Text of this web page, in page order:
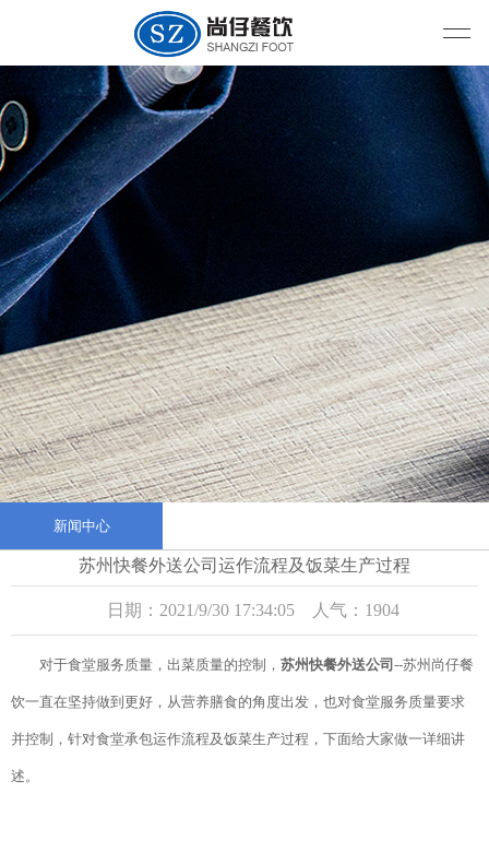
新闻中心
苏州快餐外送公司运作流程及饭菜生产过程
日期：2021/9/30 17:34:05 人气：1904
对于食堂服务质量，出菜质量的控制， 苏州快餐外送公司 --苏州尚仔餐
饮一直在坚持做到更好，从营养膳食的角度出发，也对食堂服务质量要求
并控制，针对食堂承包运作流程及饭菜生产过程，下面给大家做一详细讲
述。